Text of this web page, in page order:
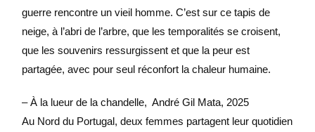
guerre rencontre un vieil homme. C’est sur ce tapis de
neige, à l’abri de l’arbre, que les temporalités se croisent,
que les souvenirs ressurgissent et que la peur est
partagée, avec pour seul réconfort la chaleur humaine.
– À la lueur de la chandelle, André Gil Mata, 2025
Au Nord du Portugal, deux femmes partagent leur quotidien